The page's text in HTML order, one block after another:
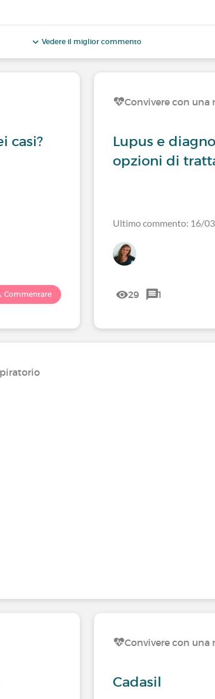
Vedere il miglior commento
casi?
Commentare
Convivere con una
Lupus e
opzioni di
Ultimo commento: 16/
29 1
Convivere con una
Cadasil